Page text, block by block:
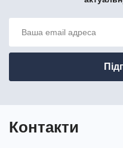
Контакти